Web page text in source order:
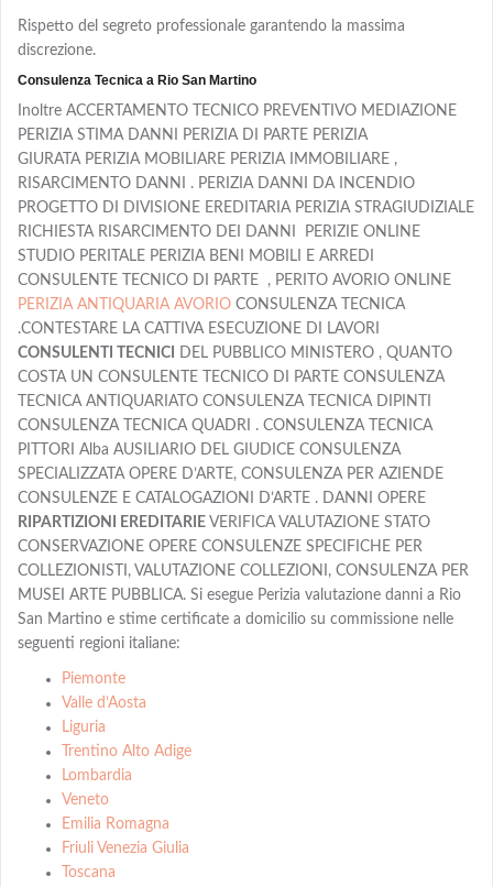
Rispetto del segreto professionale garantendo la massima
discrezione.
Consulenza Tecnica a Rio San Martino
Inoltre ACCERTAMENTO TECNICO PREVENTIVO MEDIAZIONE
PERIZIA STIMA DANNI PERIZIA DI PARTE PERIZIA
GIURATA PERIZIA MOBILIARE PERIZIA IMMOBILIARE ,
RISARCIMENTO DANNI . PERIZIA DANNI DA INCENDIO
PROGETTO DI DIVISIONE EREDITARIA PERIZIA STRAGIUDIZIALE
RICHIESTA RISARCIMENTO DEI DANNI PERIZIE ONLINE
STUDIO PERITALE PERIZIA BENI MOBILI E ARREDI
CONSULENTE TECNICO DI PARTE , PERITO AVORIO ONLINE
PERIZIA ANTIQUARIA AVORIO CONSULENZA TECNICA
.CONTESTARE LA CATTIVA ESECUZIONE DI LAVORI
CONSULENTI TECNICI
DEL PUBBLICO MINISTERO , QUANTO
COSTA UN CONSULENTE TECNICO DI PARTE CONSULENZA
TECNICA ANTIQUARIATO CONSULENZA TECNICA DIPINTI
CONSULENZA TECNICA QUADRI . CONSULENZA TECNICA
PITTORI Alba AUSILIARIO DEL GIUDICE CONSULENZA
SPECIALIZZATA OPERE D’ARTE, CONSULENZA PER AZIENDE
CONSULENZE E CATALOGAZIONI D’ARTE . DANNI OPERE
RIPARTIZIONI EREDITARIE VERIFICA VALUTAZIONE STATO
CONSERVAZIONE OPERE CONSULENZE SPECIFICHE PER
COLLEZIONISTI, VALUTAZIONE COLLEZIONI, CONSULENZA PER
MUSEI ARTE PUBBLICA. Si esegue Perizia valutazione danni a Rio
San Martino e stime certificate a domicilio su commissione nelle
seguenti regioni italiane:
Piemonte
Valle d’Aosta
Liguria
Trentino Alto Adige
Lombardia
Veneto
Emilia Romagna
Friuli Venezia Giulia
Toscana